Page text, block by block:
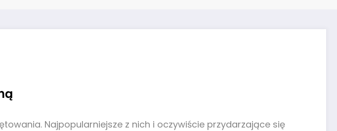
Najpopularniejsze z nich i oczywiście przydarzające się